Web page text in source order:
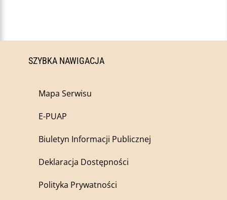
SZYBKA NAWIGACJA
Mapa Serwisu
E-PUAP
Biuletyn Informacji Publicznej
Deklaracja Dostępności
Polityka Prywatności